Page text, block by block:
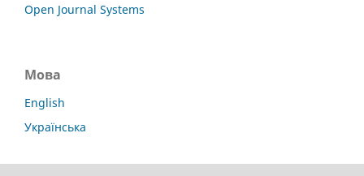
Open Journal Systems
Мова
English
Українська